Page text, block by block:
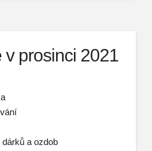
v prosinci 2021
a ozdob